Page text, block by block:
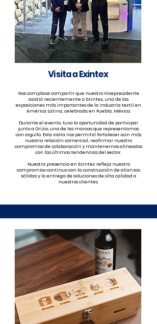
Visita a Exintex
Nos complace compartir que nuestro Vicepresidente
asistió recientemente a Exintex, una de las
exposiciones más importantes de la industria textil en
América Latina, celebrada en Puebla, México.
Durante el evento, tuvo la oportunidad de participar
junto a Orizio, una de las marcas que representamos
con orgullo. Esta visita nos permitió fortalecer aún más
nuestra relación comercial, reafirmar nuestro
compromiso de colaboración y mantenernos alineados
con las últimas tendencias del sector.
Nuestra presencia en Exintex refleja nuestro
compromiso continuo con la construcción de alianzas
sólidas y la entrega de soluciones de alta calidad a
nuestros clientes.